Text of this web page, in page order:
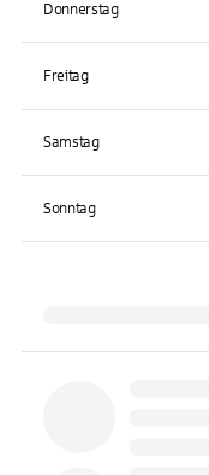
Donnerstag
Freitag
Samstag
Sonntag